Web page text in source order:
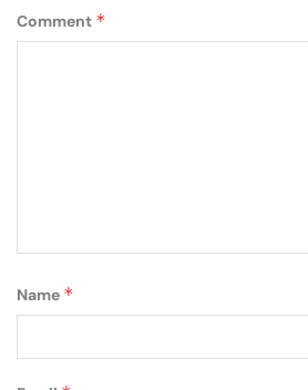
Comment *
Name *